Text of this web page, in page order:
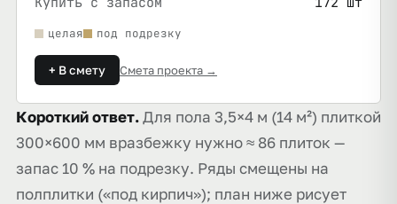
целая под подрезку
+ В смету Смета проекта →
Короткий ответ.Для пола 3,5×4 м (14 м²) плиткой
300×600 мм вразбежку нужно ≈ 86 плиток —
запас 10 % на подрезку. Ряды смещены на
полплитки («под кирпич»); план ниже рисует